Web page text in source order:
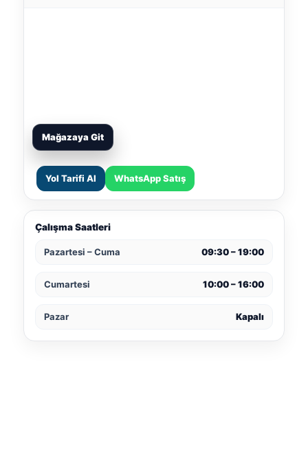
Mağazaya Git
Yol Tarifi Al WhatsApp Satış
Çalışma Saatleri
Pazartesi – Cuma 09:30 – 19:00
Cumartesi 10:00 – 16:00
Pazar Kapalı